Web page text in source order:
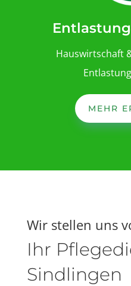
Hauswirtschaft
MEHR
Wir stellen uns
Ihr
Sindlingen